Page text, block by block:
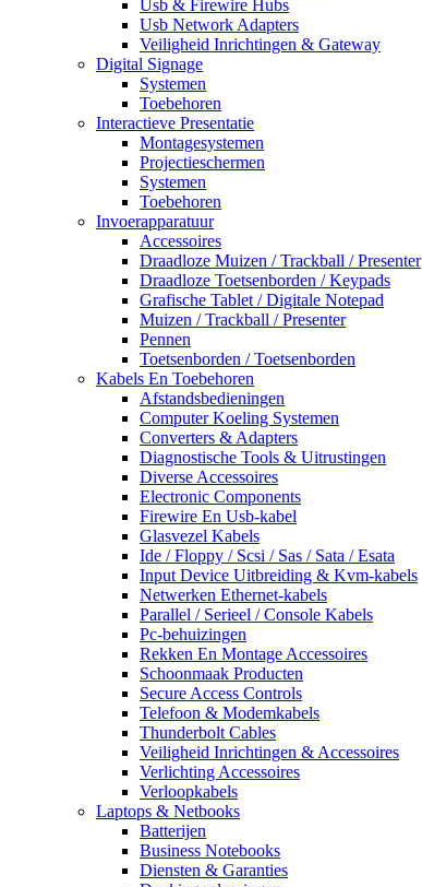
Usb & Firewire Hubs
Usb Network Adapters
Veiligheid Inrichtingen & Gateway
Digital Signage
Systemen
Toebehoren
Interactieve Presentatie
Montagesystemen
Projectieschermen
Systemen
Toebehoren
Invoerapparatuur
Accessoires
Draadloze Muizen / Trackball / Presenter
Draadloze Toetsenborden / Keypads
Grafische Tablet / Digitale Notepad
Muizen / Trackball / Presenter
Pennen
Toetsenborden / Toetsenborden
Kabels En Toebehoren
Afstandsbedieningen
Computer Koeling Systemen
Converters & Adapters
Diagnostische Tools & Uitrustingen
Diverse Accessoires
Electronic Components
Firewire En Usb-kabel
Glasvezel Kabels
Ide / Floppy / Scsi / Sas / Sata / Esata
Input Device Uitbreiding & Kvm-kabels
Netwerken Ethernet-kabels
Parallel / Serieel / Console Kabels
Pc-behuizingen
Rekken En Montage Accessoires
Schoonmaak Producten
Secure Access Controls
Telefoon & Modemkabels
Thunderbolt Cables
Veiligheid Inrichtingen & Accessoires
Verlichting Accessoires
Verloopkabels
Laptops & Netbooks
Batterijen
Business Notebooks
Diensten & Garanties